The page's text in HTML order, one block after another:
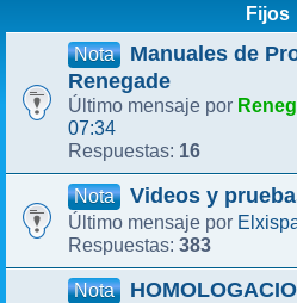
Fijos
Nota
Manuales de
Renegade
Último mensaje por
07:34
Respuestas: 16
Nota Videos y
Último mensaje por
Respuestas: 383
Nota